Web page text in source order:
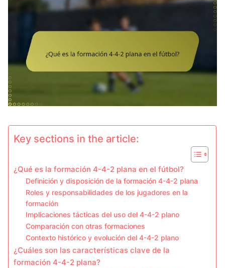
Key sections in the article:
¿Qué es la formación 4-4-2 plana en el fútbol?
Definición y disposición de la formación 4-4-2 plana
Roles y responsabilidades de los jugadores en la
formación
Implicaciones tácticas del uso del 4-4-2 plano
Comparación con otras formaciones
Contexto histórico y evolución del 4-4-2 plano
¿Cuáles son las características clave de la
formación 4-4-2 plana?